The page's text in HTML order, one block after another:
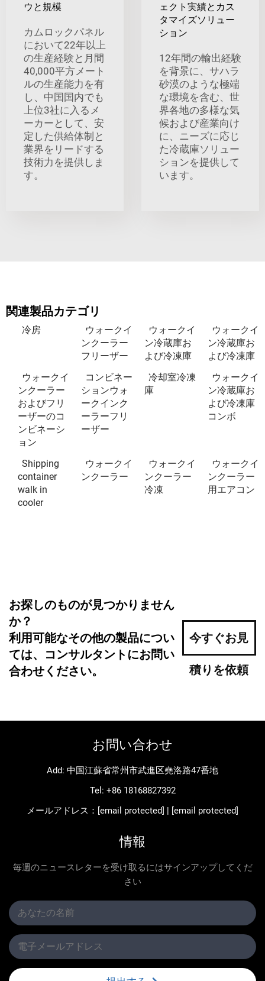
ウと規模
カムロックパネル
において22年以上
の生産経験と月間
40,000平方メート
ルの生産能力を有
し、中国国内でも
上位3社に入るメ
ーカーとして、安
定した供給体制と
業界をリードする
技術力を提供しま
す。
ェクト実績とカス
タマイズソリュー
ション
12年間の輸出経験
を背景に、サハラ
砂漠のような極端
な環境を含む、世
界各地の多様な気
候および産業向け
に、ニーズに応じ
た冷蔵庫ソリュー
ションを提供して
います。
関連製品カテゴリ
冷房
ウォークイ
ンクーラー
フリーザー
ウォークイ
ン冷蔵庫お
よび冷凍庫
ウォークイ
ン冷蔵庫お
よび冷凍庫
ウォークイ
ンクーラー
およびフリ
ーザーのコ
ンビネーシ
ョン
コンビネー
ションウォ
ークインク
ーラーフリ
ーザー
冷却室冷凍
庫
ウォークイ
ン冷蔵庫お
よび冷凍庫
コンボ
Shipping
container
walk in
cooler
ウォークイ
ンクーラー
ウォークイ
ンクーラー
冷凍
ウォークイ
ンクーラー
用エアコン
お探しのものが見つかりません
か？
利用可能なその他の製品につい
ては、コンサルタントにお問い
合わせください。
今すぐお見
積りを依頼
お問い合わせ
Add: 中国江蘇省常州市武進区堯洛路47番地
Tel: +86 18168827392
メールアドレス： [email protected] | [email protected]
情報
毎週のニュースレターを受け取るにはサインアップしてくだ
さい